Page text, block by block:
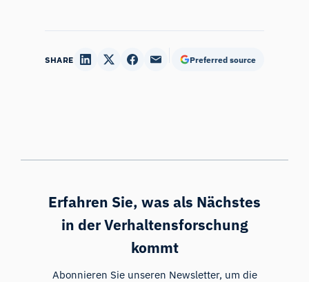
SHARE Preferred source
Erfahren Sie, was als Nächstes
in der Verhaltensforschung
kommt
Abonnieren Sie unseren Newsletter, um die